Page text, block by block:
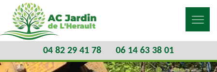
04 82 29 41 78 06 14 63 38 01